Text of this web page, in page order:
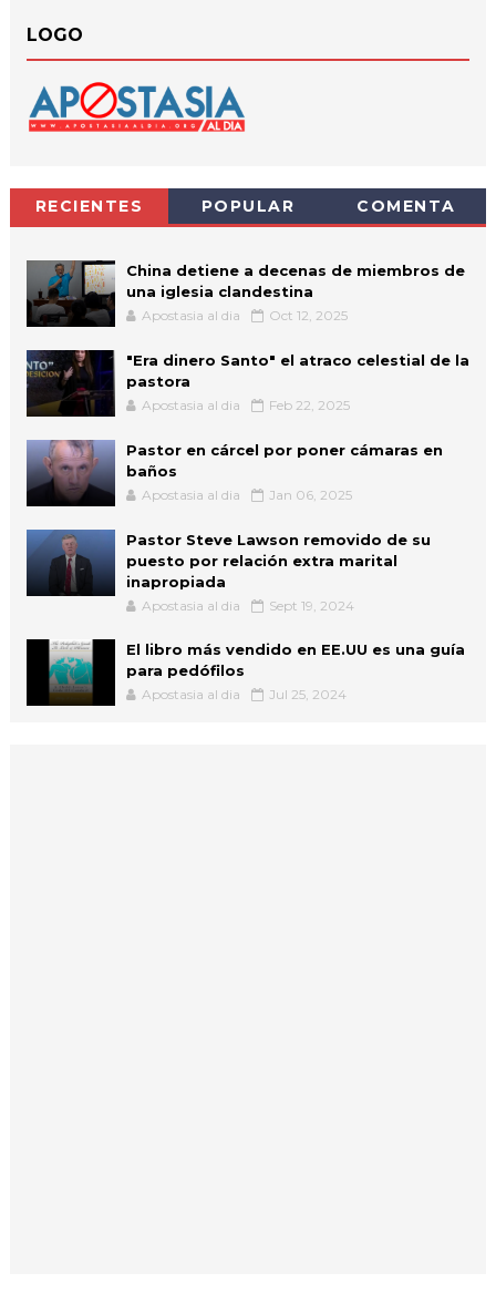
LOGO
RECIENTES POPULAR COMENTA
China detiene a decenas de miembros de
una iglesia clandestina
Apostasia al dia Oct 12, 2025
"Era dinero Santo" el atraco celestial de la
pastora
Apostasia al dia Feb 22, 2025
Pastor en cárcel por poner cámaras en
baños
Apostasia al dia Jan 06, 2025
Pastor Steve Lawson removido de su
puesto por relación extra marital
inapropiada
Apostasia al dia Sept 19, 2024
El libro más vendido en EE.UU es una guía
para pedófilos
Apostasia al dia Jul 25, 2024